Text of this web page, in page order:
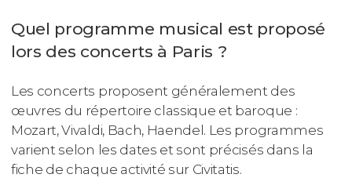
Quel programme musical est proposé
lors des concerts à Paris ?
Les concerts proposent généralement des
œuvres du répertoire classique et baroque :
Mozart, Vivaldi, Bach, Haendel. Les programmes
varient selon les dates et sont précisés dans la
fiche de chaque activité sur Civitatis.